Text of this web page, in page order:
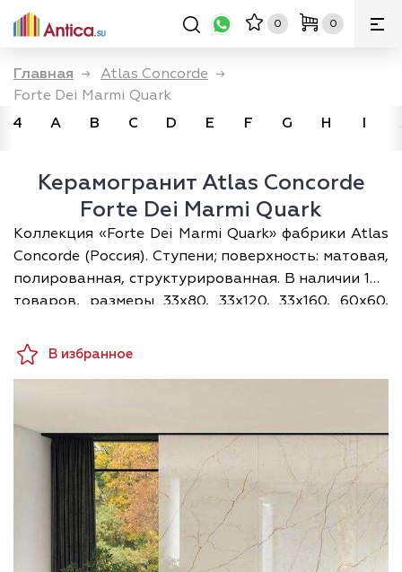
0 0
Главная → Atlas Concorde →
Forte Dei Marmi Quark
4
A B C D E F G H I
Керамогранит Atlas Concorde
Forte Dei Marmi Quark
Коллекция «Forte Dei Marmi Quark» фабрики Atlas
Concorde (Россия). Ступени; поверхность: матовая,
полированная, структурированная. В наличии 148
товаров, размеры 33х80, 33х120, 33х160, 60х60,
ценами от 4056 до 20722 ₽/м². Применение: для
ванной, для фартука. Доставка по Москве и всей
В избранное